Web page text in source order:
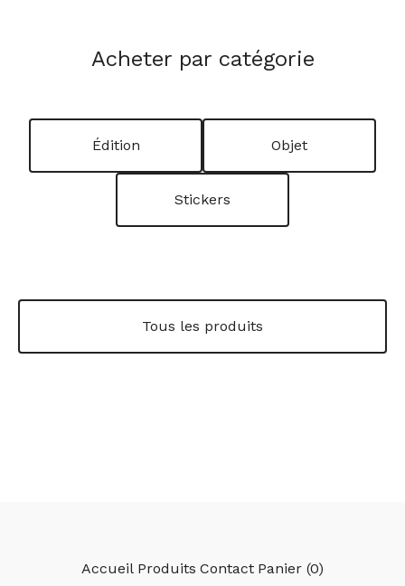
Acheter par catégorie
Édition Objet
Stickers
Tous les produits
Accueil Produits Contact Panier (0)